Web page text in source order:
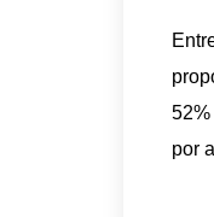
52%
por